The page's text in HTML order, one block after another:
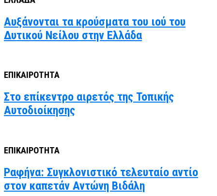
Αυξάνονται τα κρούσματα του ιού του
Δυτικού Νείλου στην Ελλάδα
ΕΠΙΚΑΙΡΟΤΗΤΑ
Στο επίκεντρο αιρετός της Τοπικής
Αυτοδιοίκησης
ΕΠΙΚΑΙΡΟΤΗΤΑ
Ραφήνα: Συγκλονιστικό τελευταίο αντίο
στον καπετάν Αντώνη Βιδάλη